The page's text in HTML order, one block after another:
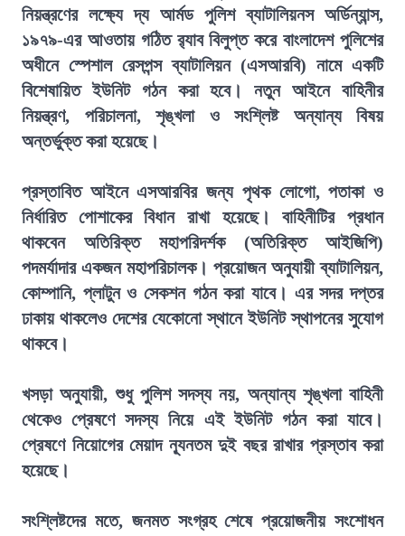
নিয়ন্ত্রণের লক্ষ্যে দ্য আর্মড পুলিশ ব্যাটালিয়নস অর্ডিন্যান্স,
১৯৭৯-এর আওতায় গঠিত র‍্যাব বিলুপ্ত করে বাংলাদেশ পুলিশের
অধীনে স্পেশাল রেসপন্স ব্যাটালিয়ন (এসআরবি) নামে একটি
বিশেষায়িত ইউনিট গঠন করা হবে। নতুন আইনে বাহিনীর
নিয়ন্ত্রণ, পরিচালনা, শৃঙ্খলা ও সংশ্লিষ্ট অন্যান্য বিষয়
অন্তর্ভুক্ত করা হয়েছে।
প্রস্তাবিত আইনে এসআরবির জন্য পৃথক লোগো, পতাকা ও
নির্ধারিত পোশাকের বিধান রাখা হয়েছে। বাহিনীটির প্রধান
থাকবেন অতিরিক্ত মহাপরিদর্শক (অতিরিক্ত আইজিপি)
পদমর্যাদার একজন মহাপরিচালক। প্রয়োজন অনুযায়ী ব্যাটালিয়ন,
কোম্পানি, প্লাটুন ও সেকশন গঠন করা যাবে। এর সদর দপ্তর
ঢাকায় থাকলেও দেশের যেকোনো স্থানে ইউনিট স্থাপনের সুযোগ
থাকবে।
খসড়া অনুযায়ী, শুধু পুলিশ সদস্য নয়, অন্যান্য শৃঙ্খলা বাহিনী
থেকেও প্রেষণে সদস্য নিয়ে এই ইউনিট গঠন করা যাবে।
প্রেষণে নিয়োগের মেয়াদ ন্যূনতম দুই বছর রাখার প্রস্তাব করা
হয়েছে।
সংশ্লিষ্টদের মতে, জনমত সংগ্রহ শেষে প্রয়োজনীয় সংশোধন